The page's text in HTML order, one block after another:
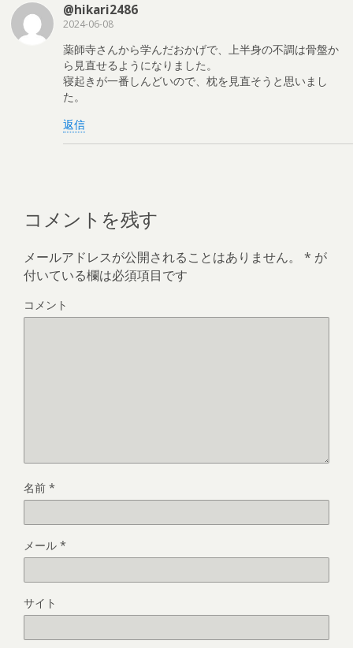
@hikari2486
2024-06-08
薬師寺さんから学んだおかげで、上半身の不調は骨盤か
ら見直せるようになりました。
寝起きが一番しんどいので、枕を見直そうと思いまし
た。
返信
コメントを残す
メールアドレスが公開されることはありません。 * が
付いている欄は必須項目です
コメント
名前 *
メール *
サイト